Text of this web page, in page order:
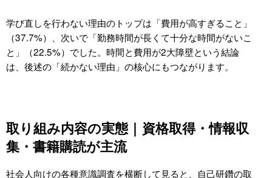
学び直しを行わない理由のトップは「費用が高すぎること」
（37.7%）、次いで「勤務時間が長くて十分な時間がないこ
と」（22.5%）でした。時間と費用が2大障壁という結論
は、後述の「続かない理由」の核心にもつながります。
取り組み内容の実態｜資格取得・情報収
集・書籍購読が主流
社会人向けの各種意識調査を横断して見ると、自己研鑽の取